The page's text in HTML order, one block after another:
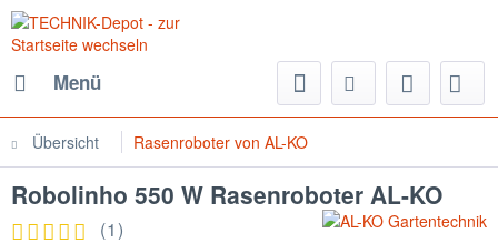
Menü
Übersicht Rasenroboter von AL-KO
Robolinho 550 W Rasenroboter AL-KO
(1)